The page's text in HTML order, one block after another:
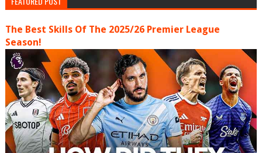
The Best Skills Of The 2025/26 Premier League
Season!